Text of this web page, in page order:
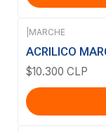
MARCHE
ACRILICO
$10.300 CLP